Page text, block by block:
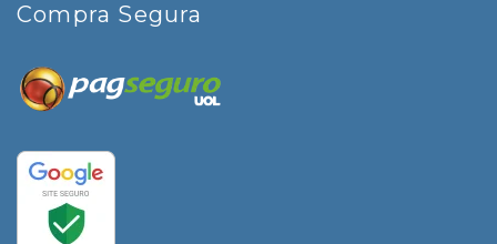
Compra Segura